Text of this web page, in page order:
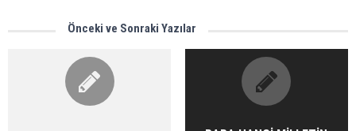
Önceki ve Sonraki Yazılar